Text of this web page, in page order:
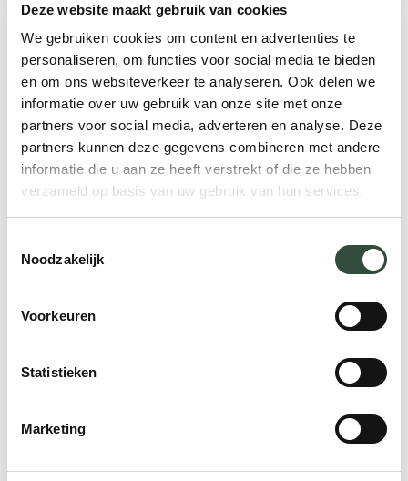
Deze website maakt gebruik van cookies
We gebruiken cookies om content en advertenties te
personaliseren, om functies voor social media te bieden
en om ons websiteverkeer te analyseren. Ook delen we
informatie over uw gebruik van onze site met onze
partners voor social media, adverteren en analyse. Deze
partners kunnen deze gegevens combineren met andere
informatie die u aan ze heeft verstrekt of die ze hebben
verzameld op basis van uw gebruik van hun services.
Noodzakelijk
Voorkeuren
Statistieken
Marketing
werknemers die binnenkort met pensioen
gaan? Of ben je benieuwd wat Essenburgh
nog meer voor je kan betekenen? Kijk dan
ook eens bij onzepensioen in zicht
trainingen.
Lees Look:
Wat is het belang van ketenzorg?